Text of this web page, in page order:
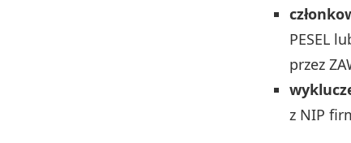
PESEL
przez
z NIP